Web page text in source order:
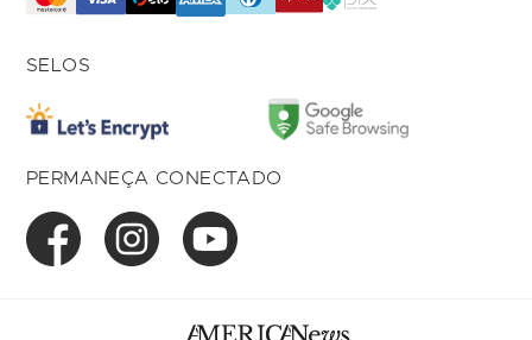
SELOS
PERMANEÇA CONECTADO